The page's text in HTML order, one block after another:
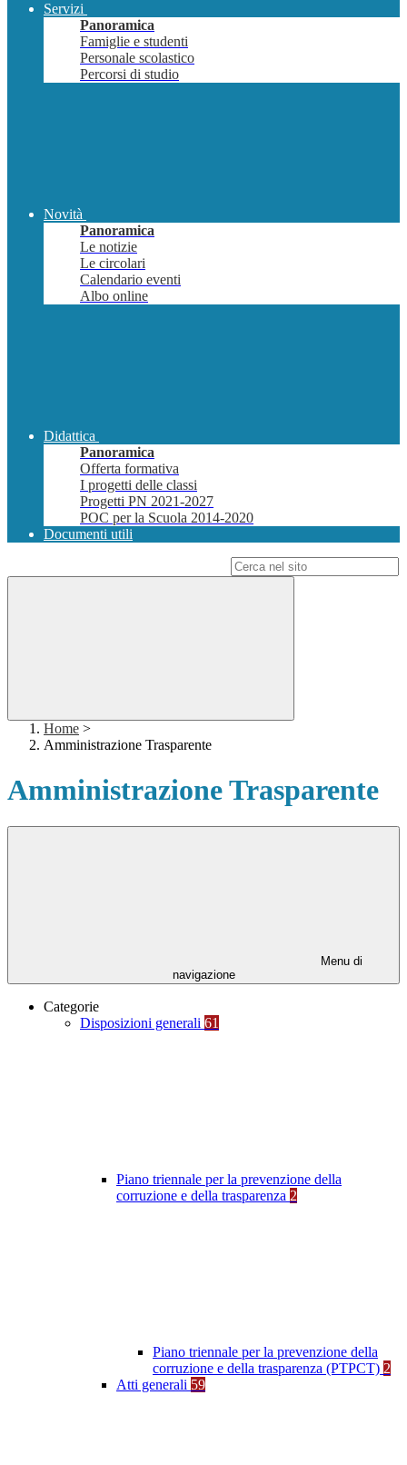
Servizi
Panoramica
Famiglie e studenti
Personale scolastico
Percorsi di studio
Novità
Panoramica
Le notizie
Le circolari
Calendario eventi
Albo online
Didattica
Panoramica
Offerta formativa
I progetti delle classi
Progetti PN 2021-2027
POC per la Scuola 2014-2020
Documenti utili
Home >
Amministrazione Trasparente
Amministrazione Trasparente
Menu di
navigazione
Categorie
Disposizioni generali 61
Piano triennale per la prevenzione della
corruzione e della trasparenza 2
Piano triennale per la prevenzione della
corruzione e della trasparenza (PTPCT) 2
Atti generali 59